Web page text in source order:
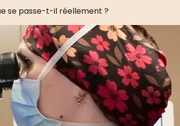
se passe-t-il réellement ?